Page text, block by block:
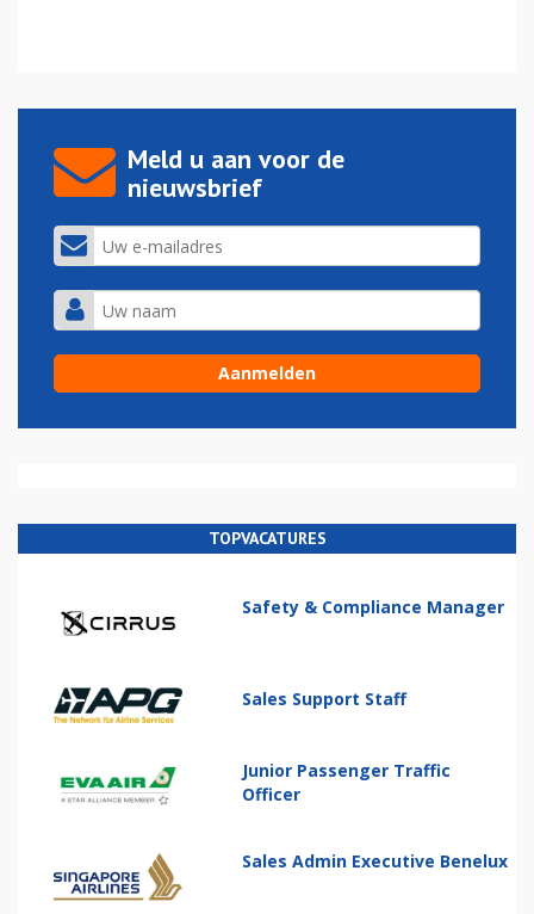
Meld u aan voor de
nieuwsbrief
TOPVACATURES
Safety & Compliance Manager
Sales Support Staff
Junior Passenger Traffic
Officer
Sales Admin Executive Benelux